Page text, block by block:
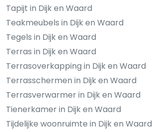
Tapijt in Dijk en Waard
Teakmeubels in Dijk en Waard
Tegels in Dijk en Waard
Terras in Dijk en Waard
Terrasoverkapping in Dijk en Waard
Terrasschermen in Dijk en Waard
Terrasverwarmer in Dijk en Waard
Tienerkamer in Dijk en Waard
Tijdelijke woonruimte in Dijk en Waard